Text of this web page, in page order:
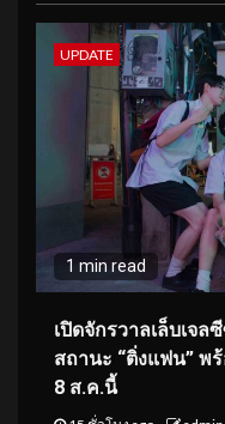
UPDATE
1 min read
เปิดจักรวาลเล็บเจล
สถานะ “ติ่งแฟน” พ
8 ส.ค.นี้